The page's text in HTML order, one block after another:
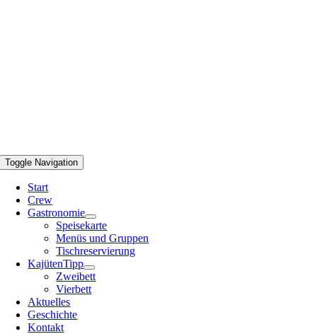
Toggle Navigation
Start
Crew
Gastronomie
Speisekarte
Menüs und Gruppen
Tischreservierung
KajütenTipp
Zweibett
Vierbett
Aktuelles
Geschichte
Kontakt